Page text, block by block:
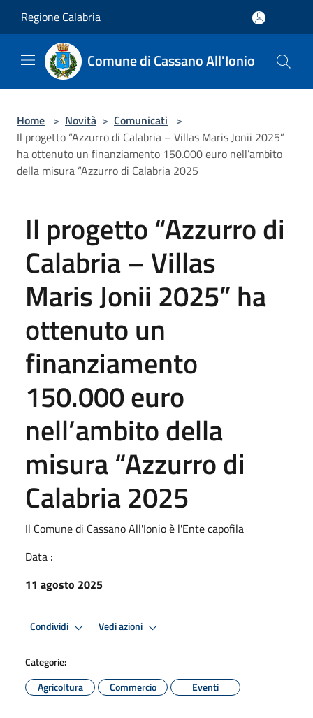
Regione Calabria
Comune di Cassano All'Ionio
Home > Novità > Comunicati >
Il progetto “Azzurro di Calabria – Villas Maris Jonii 2025”
ha ottenuto un finanziamento 150.000 euro nell’ambito
della misura “Azzurro di Calabria 2025
Il progetto “Azzurro di
Calabria – Villas
Maris Jonii 2025” ha
ottenuto un
finanziamento
150.000 euro
nell’ambito della
misura “Azzurro di
Calabria 2025
Il Comune di Cassano All'Ionio è l'Ente capofila
Data :
11 agosto 2025
Condividi Vedi azioni
Categorie:
Agricoltura
Commercio Eventi